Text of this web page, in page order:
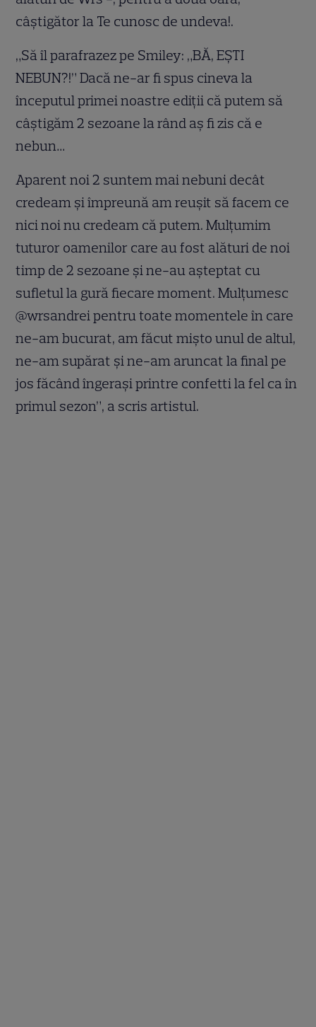
câștigător la Te cunosc de undeva!.
„Să îl parafrazez pe Smiley: „BĂ, EȘTI
NEBUN?!” Dacă ne-ar fi spus cineva la
începutul primei noastre ediții că putem să
câștigăm 2 sezoane la rând aș fi zis că e
nebun…
Aparent noi 2 suntem mai nebuni decât
credeam și împreună am reușit să facem ce
nici noi nu credeam că putem. Mulțumim
tuturor oamenilor care au fost alături de noi
timp de 2 sezoane și ne-au așteptat cu
sufletul la gură fiecare moment. Mulţumesc
@wrsandrei pentru toate momentele în care
ne-am bucurat, am făcut mişto unul de altul,
ne-am supărat și ne-am aruncat la final pe
jos făcând îngerași printre confetti la fel ca în
primul sezon”, a scris artistul.